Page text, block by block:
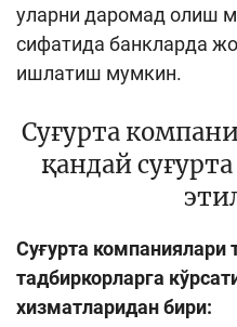
уларни даромад олиш
сифатида банкларда
ишлатиш мумкин.
Суғурта
қандай
Суғурта компаниялари
тадбиркорларга
хизматларидан бири: